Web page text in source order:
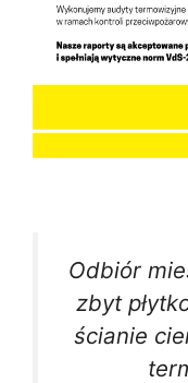
Odbiór
zbyt
ścianie